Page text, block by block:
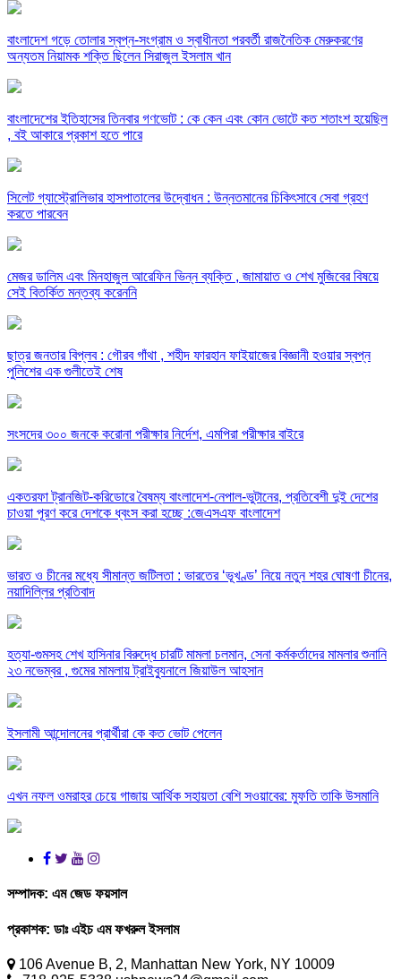
বাংলাদেশ গড়ে তোলার স্বপ্ন-সংগ্রাম ও স্বাধীনতা পরবর্তী রাজনৈতিক মেরুকরণের
অন্যতম নিয়ামক শক্তি ছিলেন সিরাজুল ইসলাম খান
বাংলাদেশের ইতিহাসের তিনবার গণভোট : কে কেন এবং কোন ভোটে কত শতাংশ হয়েছিল
, বই আকারে প্রকাশ হতে পারে
সিলেট গ্যাস্ট্রোলিভার হাসপাতালের উদ্বোধন : উন্নতমানের চিকিৎসাবে সেবা গ্রহণ
করতে পারবেন
মেজর ডালিম এবং মিনহাজুল আরেফিন ভিন্ন ব্যক্তি , জামায়াত ও শেখ মুজিবের বিষয়ে
সেই বিতর্কিত মন্তব্য করেননি
ছাত্র জনতার বিপ্লব : গৌরব গাঁথা , শহীদ ফারহান ফাইয়াজের বিজ্ঞানী হওয়ার স্বপ্ন
পুলিশের এক গুলীতেই শেষ
সংসদের ৩০০ জনকে করোনা পরীক্ষার নির্দেশ, এমপিরা পরীক্ষার বাইরে
একতরফা ট্রানজিট-করিডোরে বৈষম্য বাংলাদেশ-নেপাল-ভুটানের, প্রতিবেশী দুই দেশের
চাওয়া পূরণ করে দেশকে ধ্বংস করা হচ্ছে :জেএসএফ বাংলাদেশ
ভারত ও চীনের মধ্যে সীমান্ত জটিলতা : ভারতের ‘ভূখণ্ড’ নিয়ে নতুন শহর ঘোষণা চীনের,
নয়াদিল্লির প্রতিবাদ
হত্যা-গুমসহ শেখ হাসিনার বিরুদ্ধে চারটি মামলা চলমান, সেনা কর্মকর্তাদের মামলার শুনানি
২৩ নভেম্বর , গুমের মামলায় ট্রাইব্যুনালে জিয়াউল আহসান
ইসলামী আন্দোলনের প্রার্থীরা কে কত ভোট পেলেন
এখন নফল ওমরাহর চেয়ে গাজায় আর্থিক সহায়তা বেশি সওয়াবের: মুফতি তাকি উসমানি
সম্পাদক: এম জেড ফয়সাল
প্রকাশক: ডাঃ এইচ এম ফখরুল ইসলাম
106 Avenue B, 2, Manhattan New York, NY 10009